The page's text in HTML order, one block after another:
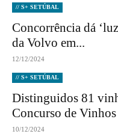
// S+ SETÚBAL
Concorrência dá
da Volvo em...
12/12/2024
// S+ SETÚBAL
Distinguidos 81
Concurso de
10/12/2024